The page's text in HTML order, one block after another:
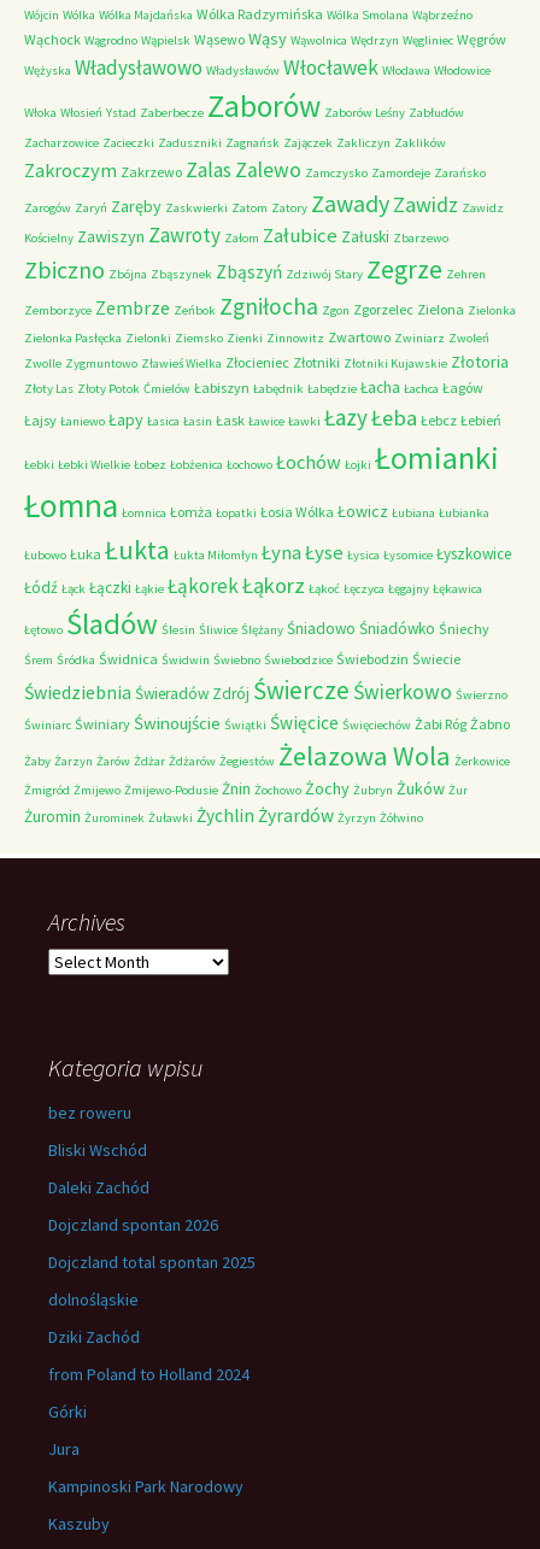
Wójcin Wólka Wólka Majdańska Wólka Radzymińska Wólka Smolana Wąbrzeźno
Wąchock Wągrodno Wąpielsk Wąsewo Wąsy Wąwolnica Wędrzyn Węgliniec Węgrów
Wężyska Władysławowo Władysławów Włocławek Włodawa Włodowice
Włoka Włosień Ystad Zaberbecze Zaborów Zaborów Leśny Zabłudów
Zacharzowice Zacieczki Zaduszniki Zagnańsk Zajączek Zakliczyn Zaklików
Zakroczym Zakrzewo ZalasZalewo Zamczysko Zamordeje Zarańsko
Zarogów Zaryń Zaręby Zaskwierki Zatom Zatory ZawadyZawidz Zawidz
Kościelny Zawiszyn Zawroty Załom Załubice Załuski Zbarzewo
Zbiczno Zbójna Zbąszynek Zbąszyń Zdziwój Stary Zegrze Zehren
Zemborzyce Zembrze Zeńbok Zgniłocha Zgon Zgorzelec Zielona Zielonka
Zielonka Pasłęcka Zielonki Ziemsko Zienki Zinnowitz Zwartowo Zwiniarz Zwoleń
Zwolle Zygmuntowo Zławieś Wielka Złocieniec Złotniki Złotniki Kujawskie Złotoria
Złoty Las Złoty Potok Ćmielów Łabiszyn Łabędnik Łabędzie Łacha Łachca Łagów
Łajsy Łaniewo Łapy Łasica Łasin Łask Ławice Ławki ŁazyŁeba Łebcz Łebień
Łebki Łebki Wielkie Łobez Łobżenica Łochowo Łochów Łojki Łomianki
Łomna Łomnica Łomża Łopatki Łosia Wólka Łowicz Łubiana Łubianka
Łubowo Łuka Łukta Łukta Miłomłyn ŁynaŁyse Łysica Łysomice Łyszkowice
Łódź Łąck Łączki Łąkie ŁąkorekŁąkorz Łąkoć Łęczyca Łęgajny Łękawica
Łętowo Śladów Ślesin Śliwice Ślężany Śniadowo Śniadówko Śniechy
Śrem Śródka Świdnica Świdwin Świebno Świebodzice Świebodzin Świecie
Świedziebnia Świeradów Zdrój Świercze Świerkowo Świerzno
Świniarc Świniary Świnoujście Świątki Święcice Święciechów Żabi Róg Żabno
Żaby Żarzyn Żarów Żdżar Żdżarów Żegiestów Żelazowa Wola Żerkowice
Żmigród Żmijewo Żmijewo-Podusie Żnin Żochowo Żochy Żubryn Żuków Żur
Żuromin Żurominek Żuławki Żychlin Żyrardów Żyrzyn Żółwino
Archives
Archives
Kategoria wpisu
bez roweru
Bliski Wschód
Daleki Zachód
Dojczland spontan 2026
Dojczland total spontan 2025
dolnośląskie
Dziki Zachód
from Poland to Holland 2024
Górki
Jura
Kampinoski Park Narodowy
Kaszuby